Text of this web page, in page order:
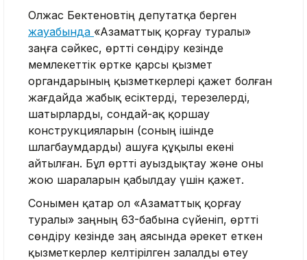
Олжас Бектеновтің депутатқа берген
жауабында «Азаматтық қорғау туралы»
заңға сәйкес, өртті сөндіру кезінде
мемлекеттік өртке қарсы қызмет
органдарының қызметкерлері қажет болған
жағдайда жабық есіктерді, терезелерді,
шатырларды, сондай-ақ қоршау
конструкцияларын (соның ішінде
шлагбаумдарды) ашуға құқылы екені
айтылған. Бұл өртті ауыздықтау және оны
жою шараларын қабылдау үшін қажет.
Сонымен қатар ол «Азаматтық қорғау
туралы» заңның 63-бабына сүйеніп, өртті
сөндіру кезінде заң аясында әрекет еткен
қызметкерлер келтірілген залалды өтеу